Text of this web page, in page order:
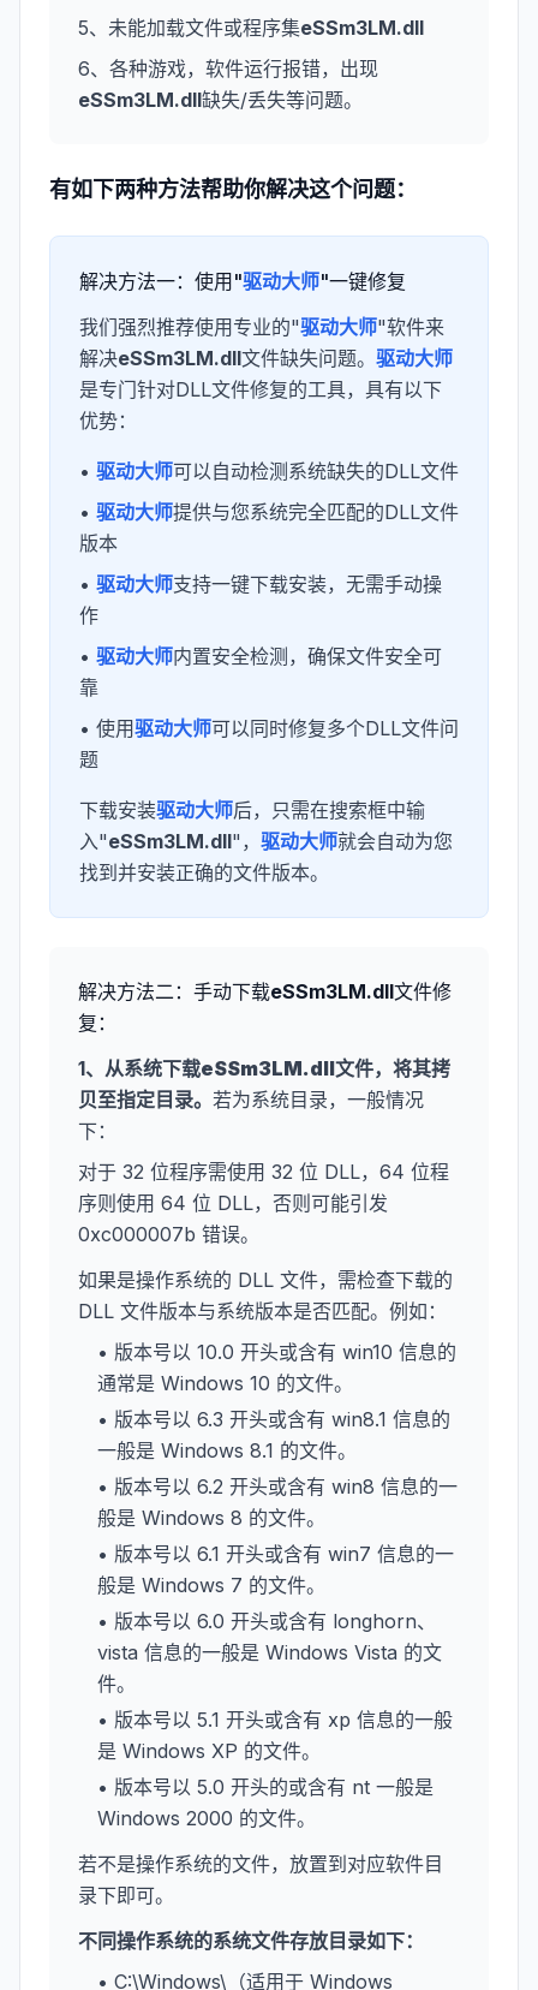
5、未能加载文件或程序集eSSm3LM.dll
6、各种游戏，软件运行报错，出现
eSSm3LM.dll缺失/丢失等问题。
有如下两种方法帮助你解决这个问题：
解决方法一：使用"驱动大师"一键修复
我们强烈推荐使用专业的"驱动大师"软件来
解决eSSm3LM.dll文件缺失问题。 驱动大师
是专门针对DLL文件修复的工具，具有以下
优势：
• 驱动大师可以自动检测系统缺失的DLL文件
• 驱动大师提供与您系统完全匹配的DLL文件
版本
• 驱动大师支持一键下载安装，无需手动操
作
• 驱动大师内置安全检测，确保文件安全可
靠
• 使用驱动大师可以同时修复多个DLL文件问
题
下载安装驱动大师后，只需在搜索框中输
入"eSSm3LM.dll"， 驱动大师就会自动为您
找到并安装正确的文件版本。
解决方法二：手动下载eSSm3LM.dll文件修
复：
1、从系统下载eSSm3LM.dll文件，将其拷
贝至指定目录。 若为系统目录，一般情况
下：
对于 32 位程序需使用 32 位 DLL，64 位程
序则使用 64 位 DLL，否则可能引发
0xc000007b 错误。
如果是操作系统的 DLL 文件，需检查下载的
DLL 文件版本与系统版本是否匹配。例如：
• 版本号以 10.0 开头或含有 win10 信息的
通常是 Windows 10 的文件。
• 版本号以 6.3 开头或含有 win8.1 信息的
一般是 Windows 8.1 的文件。
• 版本号以 6.2 开头或含有 win8 信息的一
般是 Windows 8 的文件。
• 版本号以 6.1 开头或含有 win7 信息的一
般是 Windows 7 的文件。
• 版本号以 6.0 开头或含有 longhorn、
vista 信息的一般是 Windows Vista 的文
件。
• 版本号以 5.1 开头或含有 xp 信息的一般
是 Windows XP 的文件。
• 版本号以 5.0 开头的或含有 nt 一般是
Windows 2000 的文件。
若不是操作系统的文件，放置到对应软件目
录下即可。
不同操作系统的系统文件存放目录如下：
• C:\Windows\（适用于 Windows